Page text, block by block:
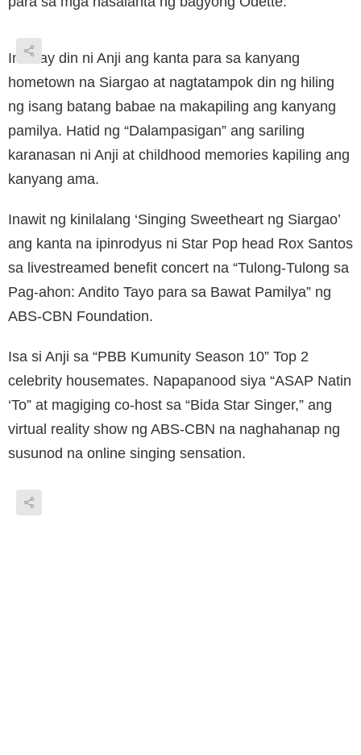
Inaalay din ni Anji ang kanta para sa kanyang
hometown na Siargao at nagtatampok din ng hiling
ng isang batang babae na makapiling ang kanyang
pamilya. Hatid ng “Dalampasigan” ang sariling
karanasan ni Anji at childhood memories kapiling ang
kanyang ama.
Inawit ng kinilalang ‘Singing Sweetheart ng Siargao’
ang kanta na ipinrodyus ni Star Pop head Rox Santos
sa livestreamed benefit concert na “Tulong-Tulong sa
Pag-ahon: Andito Tayo para sa Bawat Pamilya” ng
ABS-CBN Foundation.
Isa si Anji sa “PBB Kumunity Season 10” Top 2
celebrity housemates. Napapanood siya “ASAP Natin
‘To” at magiging co-host sa “Bida Star Singer,” ang
virtual reality show ng ABS-CBN na naghahanap ng
susunod na online singing sensation.